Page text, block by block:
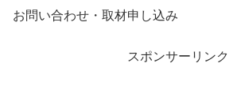
お問い合わせ・取材申し込み
スポンサーリンク